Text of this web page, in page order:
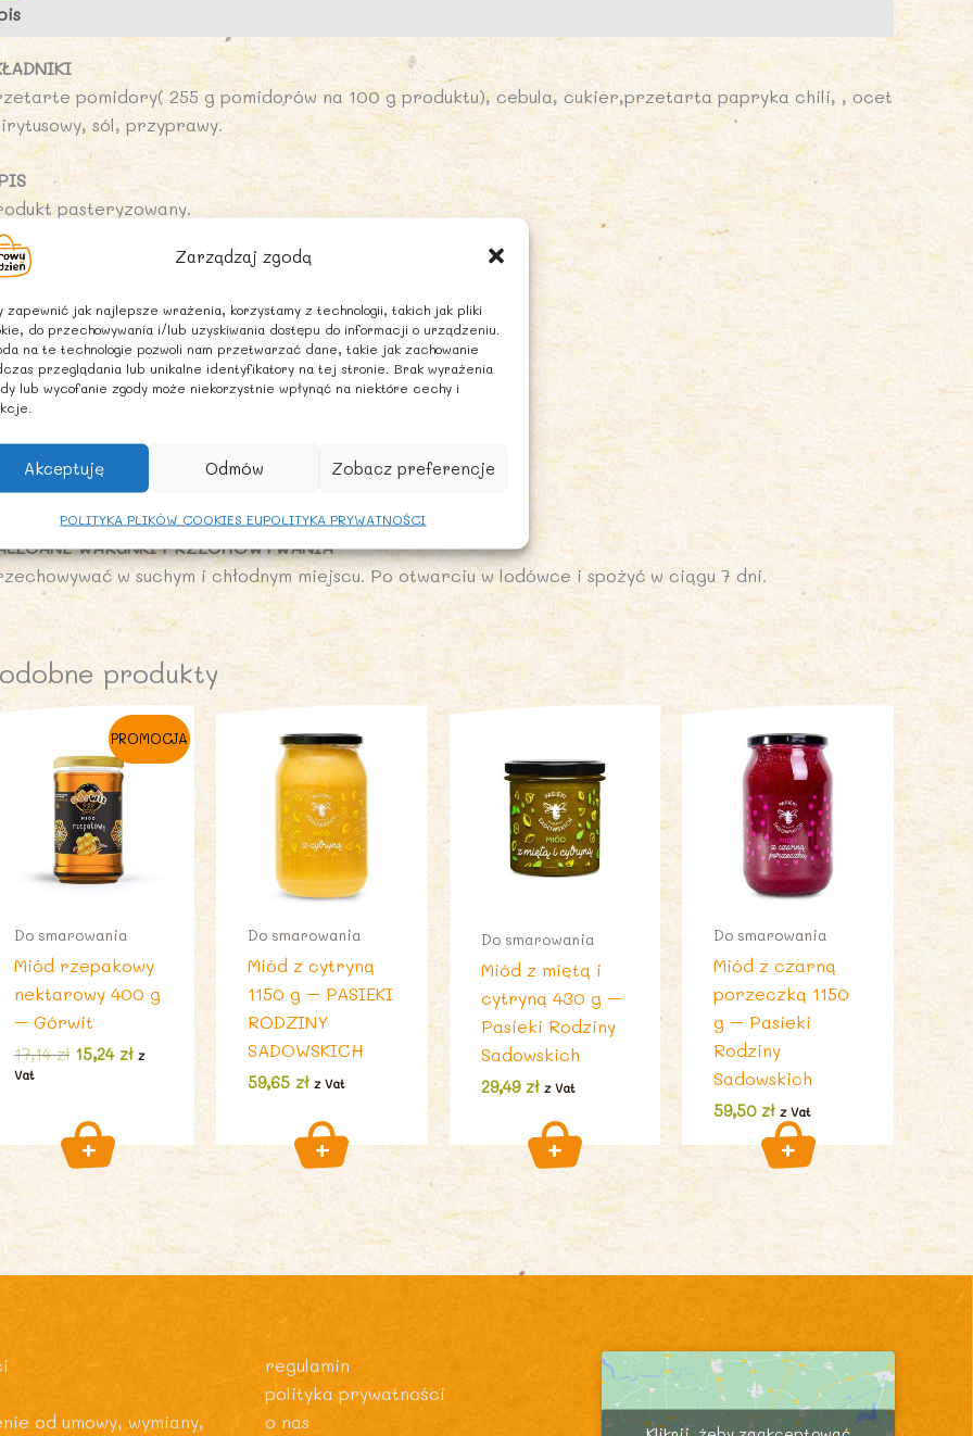
Zarządzaj zgodą
zapewnić jak najlepsze wrażenia, korzystamy z technologii, takich jak pliki
do przechowywania i/lub uzyskiwania dostępu do informacji o urządzeniu.
na te technologie pozwoli nam przetwarzać dane, takie jak zachowanie
przeglądania lub unikalne identyfikatory na tej stronie. Brak wyrażenia
lub wycofanie zgody może niekorzystnie wpłynąć na niektóre cechy i
Akceptuję Odmów Zobacz preferencje
POLITYKA PLIKÓW COOKIES EUPOLITYKA PRYWATNOŚCI
pomidory( 255 g pomidorów na 100 g produktu), cebula, cukier,przetarta papryka chili, , ocet
sól, przyprawy.
pasteryzowany.
dodatkiem świeżej papryki chili.
energetyczna: 413 kJ/97kcal
0 g
kwasy tłuszczowe nasycone: 0 g
22 g
2,3 g
g
WARUNKI PRZECHOWYWANIA
w suchym i chłodnym miejscu. Po otwarciu w lodówce i spożyć w ciągu 7 dni.
produkty
PROMOCJA
Do smarowania
Miód rzepakowy
nektarowy 400 g
– Górwit
17,14zł Pierwotna
15,24złAktualna
z
Vat
Do smarowania
Miód z cytryną
1150 g – PASIEKI
RODZINY
SADOWSKICH
59,65 zł z Vat
Do smarowania
Miód z miętą i
cytryną 430 g –
Pasieki Rodziny
Sadowskich
29,49 zł z Vat
Do smarowania
Miód z czarną
porzeczką 1150
g – Pasieki
Rodziny
Sadowskich
59,50zł z Vat
od umowy, wymiany,
regulamin
polityka prywatności
o nas